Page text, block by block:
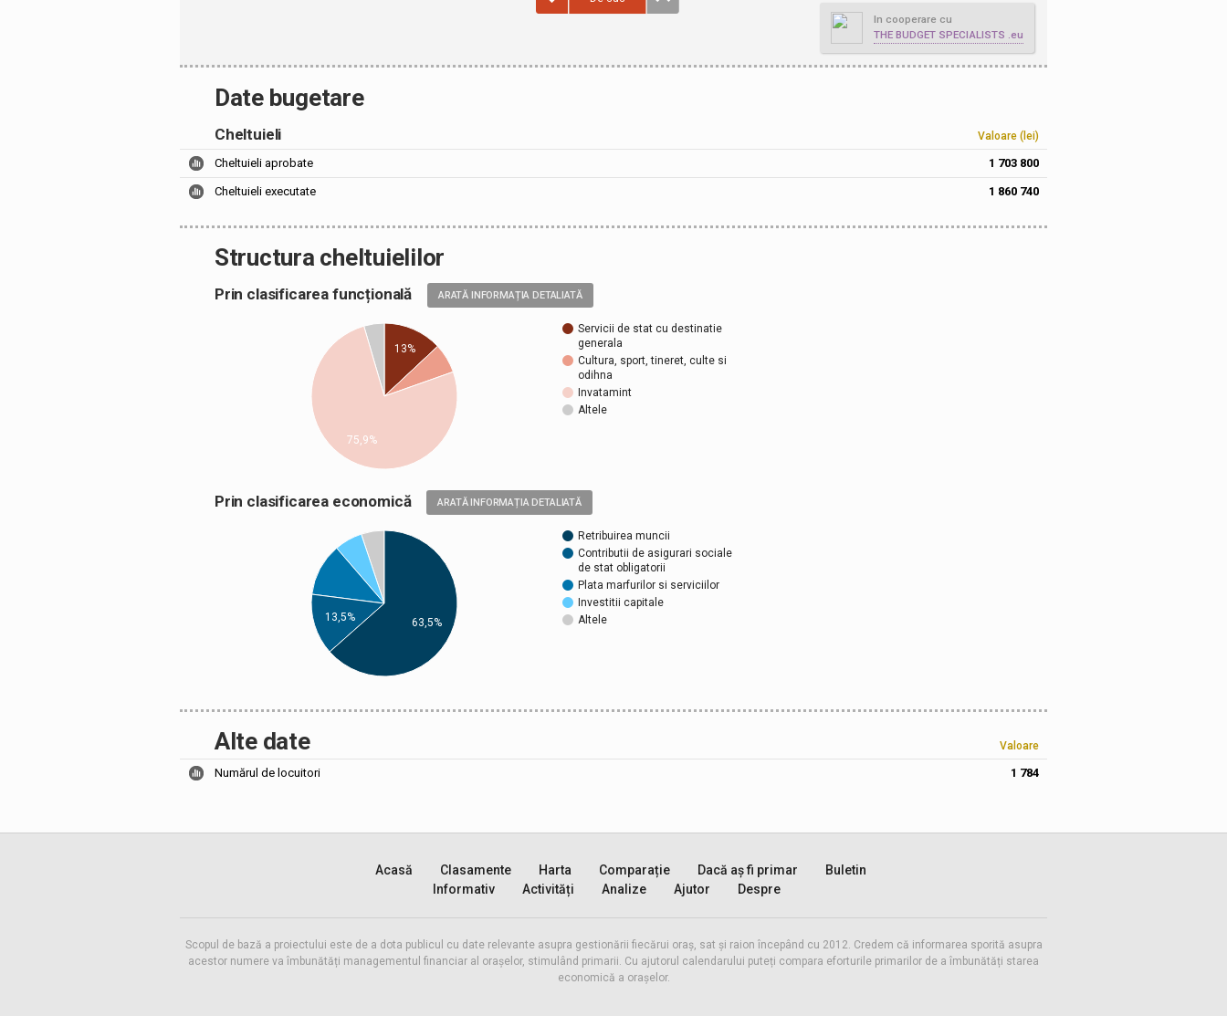
In cooperare cu
THE BUDGET SPECIALISTS .eu
Date bugetare
Cheltuieli Valoare (lei)
Cheltuieli aprobate 1 703 800
Cheltuieli executate 1 860 740
Structura cheltuielilor
Prin clasificarea funcțională ARATĂ INFORMAȚIA DETALIATĂ
Servicii de stat cu destinatie
generala
Cultura, sport, tineret, culte si
odihna
Invatamint
Altele
13%
75,9%
Prin clasificarea economică ARATĂ INFORMAȚIA DETALIATĂ
Retribuirea muncii
Contributii de asigurari sociale
de stat obligatorii
Plata marfurilor si serviciilor
Investitii capitale
Altele
13,5% 63,5%
Alte date Valoare
Numărul de locuitori 1 784
Acasă Clasamente Harta Comparație Dacă aș fi primar
Buletin
Informativ
Activități Analize Ajutor Despre
Scopul de bază a proiectului este de a dota publicul cu date relevante asupra gestionării fiecărui oraș, sat și raion începând cu 2012. Credem că informarea sporită asupra
acestor numere va îmbunătăți managementul financiar al orașelor, stimulând primarii. Cu ajutorul calendarului puteți compara eforturile primarilor de a îmbunătăți starea
economică a orașelor.